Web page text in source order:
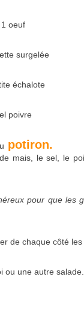
1 oeuf
surgelée
échalote
poivre
potiron.
mais, le sel, le
pour que les
de chaque côté
ou une autre salade.